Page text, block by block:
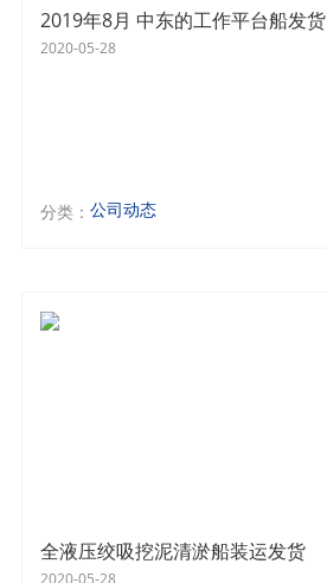
2019年8月 中东的工作平台船发货
2020-05-28
分类： 公司动态
全液压绞吸挖泥清淤船装运发货
2020-05-28